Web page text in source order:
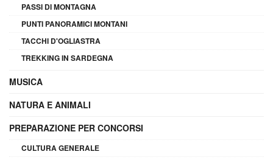
PASSI DI MONTAGNA
PUNTI PANORAMICI MONTANI
TACCHI D'OGLIASTRA
TREKKING IN SARDEGNA
MUSICA
NATURA E ANIMALI
PREPARAZIONE PER CONCORSI
CULTURA GENERALE